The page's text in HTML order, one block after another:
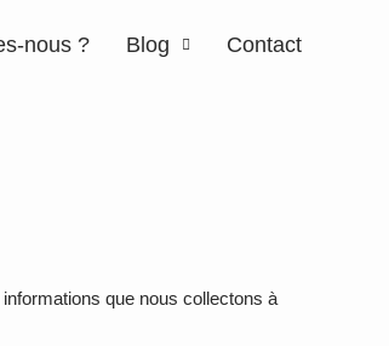
nous ? Blog Contact
que nous collectons à